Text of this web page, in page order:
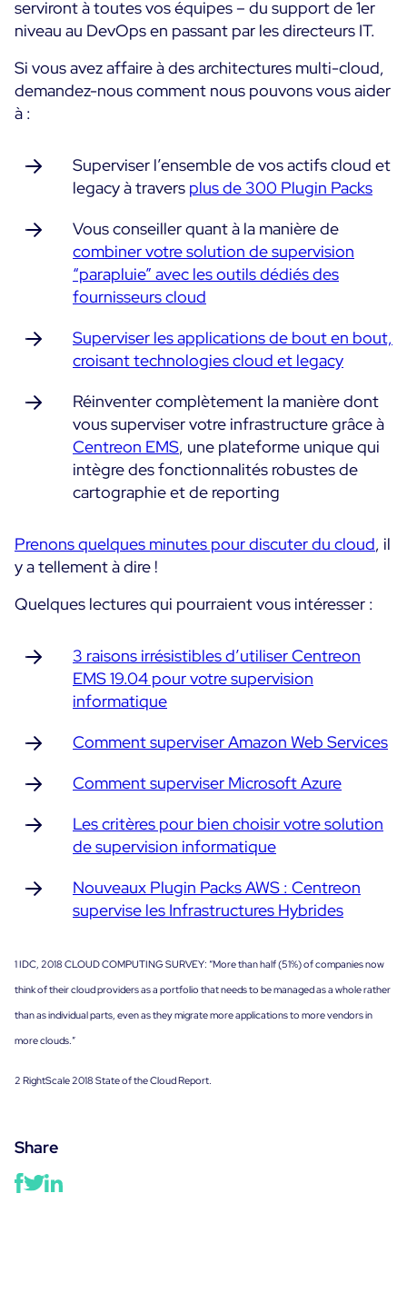
serviront à toutes vos équipes – du support de 1er
niveau au DevOps en passant par les directeurs IT.
Si vous avez affaire à des architectures multi-cloud,
demandez-nous comment nous pouvons vous aider
à :
Superviser l’ensemble de vos actifs cloud et
legacy à travers plus de 300 Plugin Packs
Vous conseiller quant à la manière de
combiner votre solution de supervision
“parapluie” avec les outils dédiés des
fournisseurs cloud
Superviser les applications de bout en bout,
croisant technologies cloud et legacy
Réinventer complètement la manière dont
vous superviser votre infrastructure grâce à
Centreon EMS, une plateforme unique qui
intègre des fonctionnalités robustes de
cartographie et de reporting
Prenons quelques minutes pour discuter du cloud, il
y a tellement à dire !
Quelques lectures qui pourraient vous intéresser :
3 raisons irrésistibles d’utiliser Centreon
EMS 19.04 pour votre supervision
informatique
Comment superviser Amazon Web Services
Comment superviser Microsoft Azure
Les critères pour bien choisir votre solution
de supervision informatique
Nouveaux Plugin Packs AWS : Centreon
supervise les Infrastructures Hybrides
1IDC, 2018 CLOUD COMPUTING SURVEY: “More than half (51%) of companies now
think of theircloud providers as a portfolio that needs to be managed as a whole rather
than as individual parts, even as they migrate more applications to more vendors in
more clouds.”
2 RightScale 2018 State of the Cloud Report.
Share